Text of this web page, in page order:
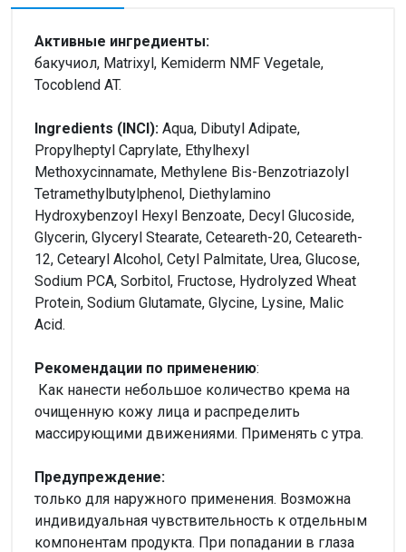
Активные ингредиенты:
бакучиол, Matrixyl, Kemiderm NMF Vegetale,
Tocoblend AT.
Ingredients (INCI): Aqua, Dibutyl Adipate,
Propylheptyl Caprylate, Ethylhexyl
Methoxycinnamate, Methylene Bis-Benzotriazolyl
Tetramethylbutylphenol, Diethylamino
Hydroxybenzoyl Hexyl Benzoate, Decyl Glucoside,
Glycerin, Glyceryl Stearate, Ceteareth-20, Ceteareth-
12, Cetearyl Alcohol, Cetyl Palmitate, Urea, Glucose,
Sodium PCA, Sorbitol, Fructose, Hydrolyzed Wheat
Protein, Sodium Glutamate, Glycine, Lysine, Malic
Acid.
Рекомендации по применению:
Как нанести небольшое количество крема на
очищенную кожу лица и распределить
массирующими движениями. Применять с утра.
Предупреждение:
только для наружного применения. Возможна
индивидуальная чувствительность к отдельным
компонентам продукта. При попадании в глаза